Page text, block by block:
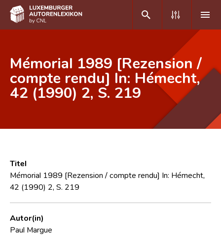
DE FR
Home
Erweiterte Suche
CNL
Forschungsgruppe
Mémorial 1989 [Rezension /
compte rendu] In: Hémecht,
42 (1990) 2, S. 219
Titel
Mémorial 1989 [Rezension / compte rendu] In: Hémecht,
42 (1990) 2, S. 219
Autor(in)
Paul Margue